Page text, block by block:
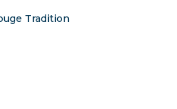
Tradition